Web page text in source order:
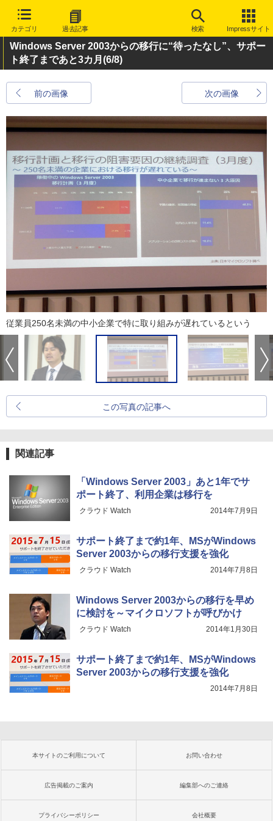
カテゴリ 過去記事 検索 Impressサイト
Windows Server 2003からの移行に“待ったなし”、サポー
ト終了まであと3カ月 (6/8)
前の画像 次の画像
従業員250名未満の中小企業で特に取り組みが遅れているという
この写真の記事へ
関連記事
「Windows Server 2003」あと1年でサ
ポート終了、利用企業は移行を
クラウド Watch 2014年7月9日
サポート終了まで約1年、MSがWindows
Server 2003からの移行支援を強化
クラウド Watch 2014年7月8日
Windows Server 2003からの移行を早め
に検討を～マイクロソフトが呼びかけ
クラウド Watch 2014年1月30日
サポート終了まで約1年、MSがWindows
Server 2003からの移行支援を強化
2014年7月8日
本サイトのご利用について お問い合わせ
広告掲載のご案内 編集部へのご連絡
プライバシーポリシー 会社概要